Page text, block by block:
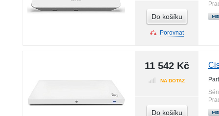
Do košíku
Porovnat
11 542 Kč
NA DOTAZ
Do košíku